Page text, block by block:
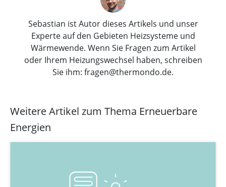
Sebastian ist Autor dieses Artikels und unser
Experte auf den Gebieten Heizsysteme und
Wärmewende. Wenn Sie Fragen zum Artikel
oder Ihrem Heizungswechsel haben, schreiben
Sie ihm: fragen@thermondo.de.
Weitere Artikel zum Thema Erneuerbare
Energien